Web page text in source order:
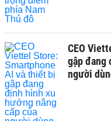
CEO
gập đang
người